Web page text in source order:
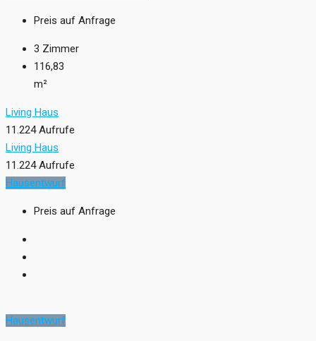
Preis auf Anfrage
3 Zimmer
116,83
m²
Living Haus
11.224 Aufrufe
Living Haus
11.224 Aufrufe
Hausentwurf
Preis auf Anfrage
Hausentwurf